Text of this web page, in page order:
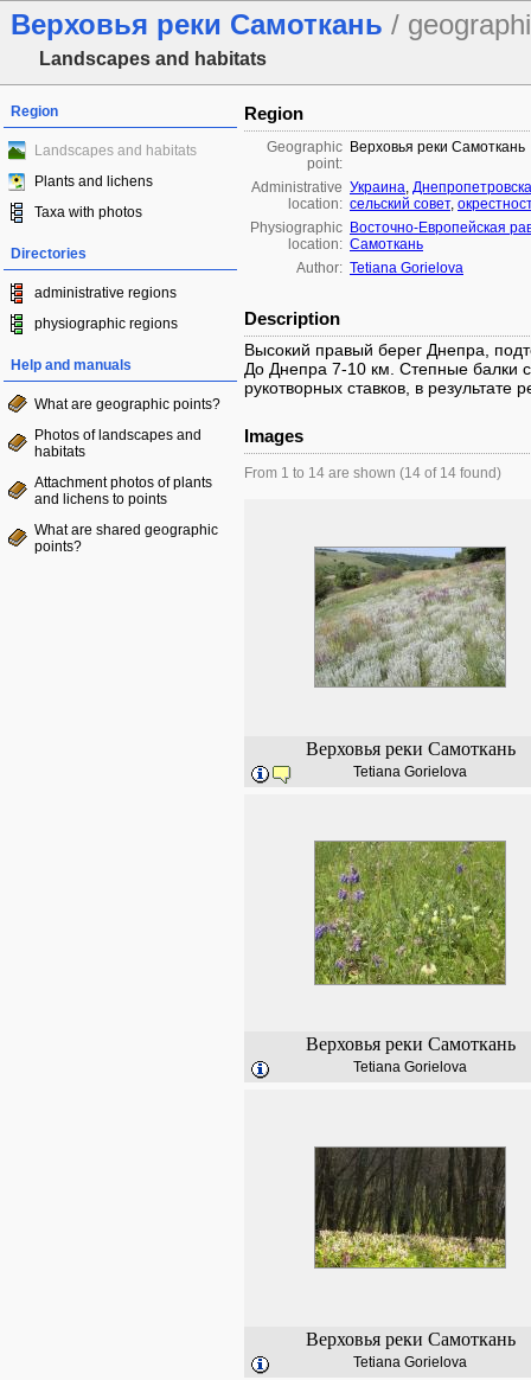
Верховья реки Самоткань /
Landscapes and habitats
Region
Landscapes and habitats
Plants and lichens
Taxa with photos
Directories
administrative regions
physiographic regions
Help and manuals
What are geographic points?
Photos of landscapes and
habitats
Attachment photos of plants
and lichens to points
What are shared geographic
points?
Region
Geographic
point:
Верховья реки Самоткань
Administrative
location:
Украина,
сельский совет,
Physiographic
location:
Восточно-Европейская
Самоткань
Author: Tetiana Gorielova
Description
Высокий правый берег Днепра,
До Днепра 7-10 км. Степные балки
рукотворных ставков, в результате
Images
From 1 to 14 are shown (14 of 14 found)
Верховья реки Самоткань
Tetiana Gorielova
Верховья реки Самоткань
Tetiana Gorielova
Верховья реки Самоткань
Tetiana Gorielova